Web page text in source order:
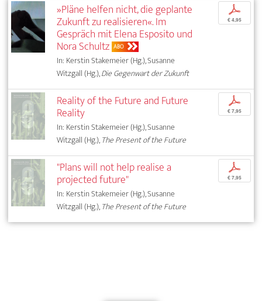
»Pläne helfen nicht, die geplante
Zukunft zu realisieren«. Im
Gespräch mit Elena Esposito und
Nora Schultz ABO
In: Kerstin Stakemeier (Hg.), Susanne
Witzgall (Hg.),Die Gegenwart der Zukunft
p
€ 4,95
Reality of the Future and Future
Reality
In: Kerstin Stakemeier (Hg.), Susanne
Witzgall (Hg.),The Present of the Future
p
€ 7,95
"Plans will not help realise a
projected future"
In: Kerstin Stakemeier (Hg.), Susanne
Witzgall (Hg.),The Present of the Future
p
€ 7,95